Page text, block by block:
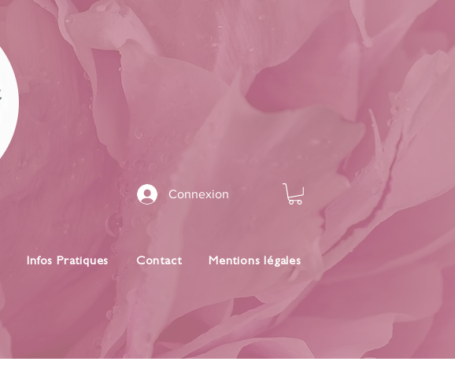
Connexion
Infos Pratiques Contact Mentions légales